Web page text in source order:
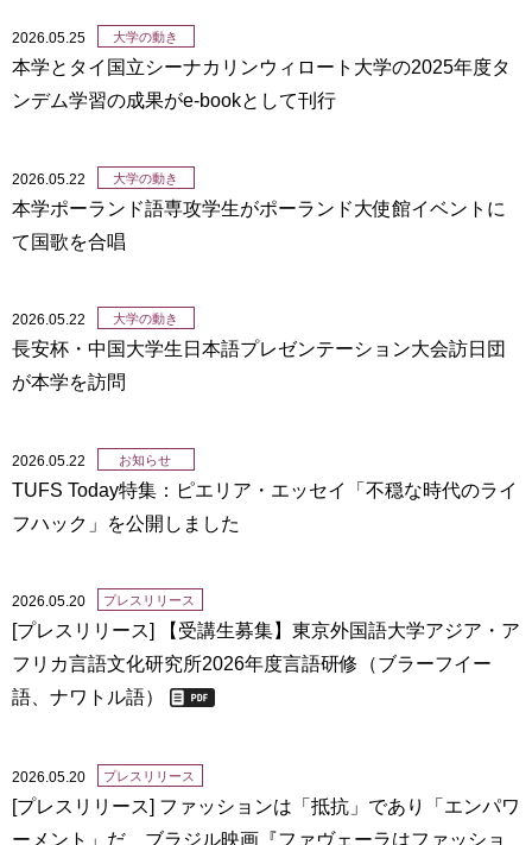
2026.05.25 大学の動き
本学とタイ国立シーナカリンウィロート大学の2025年度タ
ンデム学習の成果がe-bookとして刊行
2026.05.22 大学の動き
本学ポーランド語専攻学生がポーランド大使館イベントに
て国歌を合唱
2026.05.22 大学の動き
長安杯・中国大学生日本語プレゼンテーション大会訪日団
が本学を訪問
2026.05.22 お知らせ
TUFS Today特集：ピエリア・エッセイ「不穏な時代のライ
フハック」を公開しました
2026.05.20 プレスリリース
[プレスリリース] 【受講生募集】東京外国語大学アジア・ア
フリカ言語文化研究所2026年度言語研修（ブラーフイー
語、ナワトル語）
2026.05.20 プレスリリース
[プレスリリース] ファッションは「抵抗」であり「エンパワ
ーメント」だ ブラジル映画『ファヴェーラはファッショ